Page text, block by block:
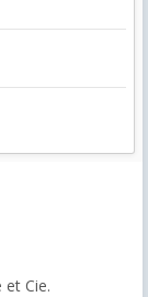
et Cie.